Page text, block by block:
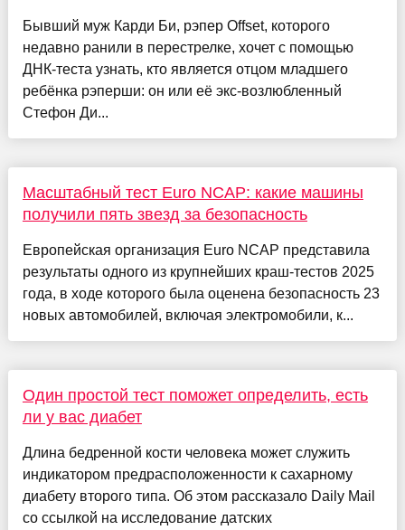
Бывший муж Карди Би, рэпер Offset, которого
недавно ранили в перестрелке, хочет с помощью
ДНК-теста узнать, кто является отцом младшего
ребёнка рэперши: он или её экс-возлюбленный
Стефон Ди...
Масштабный тест Euro NCAP: какие машины
получили пять звезд за безопасность
Европейская организация Euro NCAP представила
результаты одного из крупнейших краш-тестов 2025
года, в ходе которого была оценена безопасность 23
новых автомобилей, включая электромобили, к...
Один простой тест поможет определить, есть
ли у вас диабет
Длина бедренной кости человека может служить
индикатором предрасположенности к сахарному
диабету второго типа. Об этом рассказало Daily Mail
со ссылкой на исследование датских